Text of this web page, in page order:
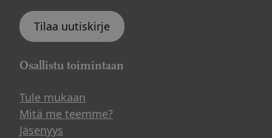
Tilaa uutiskirje
Osallistu toimintaan
Tule mukaan
Mitä me teemme?
Jäsenyys